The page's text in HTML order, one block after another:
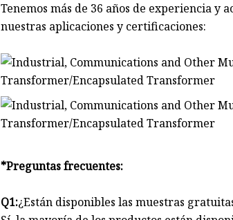
Tenemos más de 36 años de experiencia y
nuestras aplicaciones y certificaciones:
*Preguntas frecuentes:
Q1:¿Están disponibles las muestras